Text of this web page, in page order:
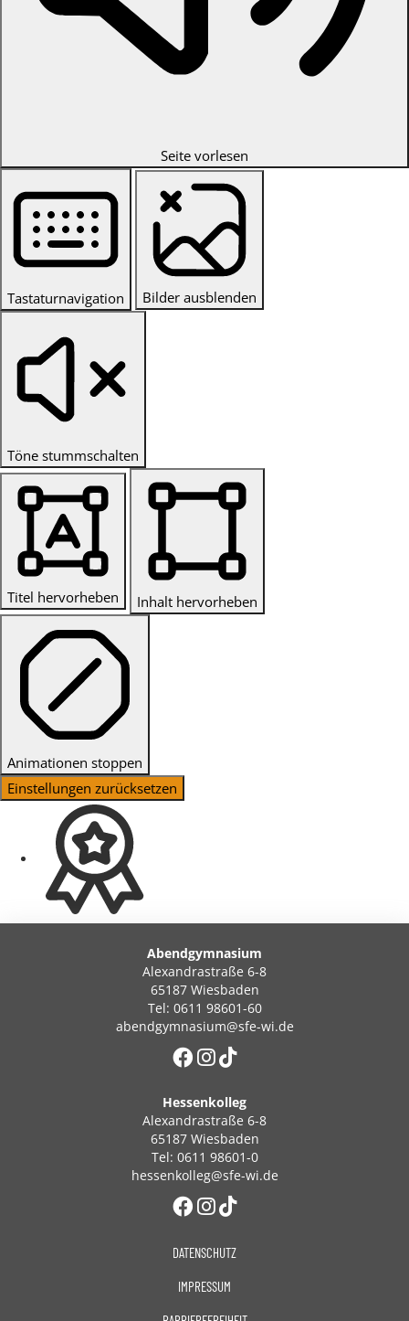
Abendgymnasium
Alexandrastraße 6-8
65187 Wiesbaden
Tel: 0611 98601-60
abendgymnasium@sfe-wi.de
Hessenkolleg
Alexandrastraße 6-8
65187 Wiesbaden
Tel: 0611 98601-0
hessenkolleg@sfe-wi.de
DATENSCHUTZ
IMPRESSUM
Seite vorlesen
Tastaturnavigation Bilder ausblenden
Töne stummschalten
Titel hervorheben Inhalt hervorheben
Animationen stoppen
Einstellungen zurücksetzen